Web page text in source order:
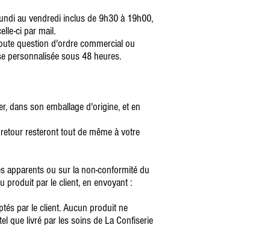
au vendredi inclus de 9h30 à 19h00,
ci par mail.
question d'ordre commercial ou
personnalisée sous 48 heures.
dans son emballage d'origine, et en
resteront tout de même à votre
apparents ou sur la non-conformité du
produit par le client, en envoyant :
par le client. Aucun produit ne
que livré par les soins de La Confiserie